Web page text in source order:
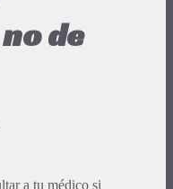
de
a tu médico si